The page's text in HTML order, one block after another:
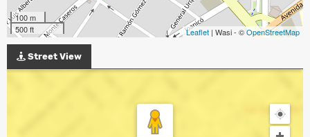
100 m
500 ft
Leaflet | Wasi - ©OpenStreetMap
Street View